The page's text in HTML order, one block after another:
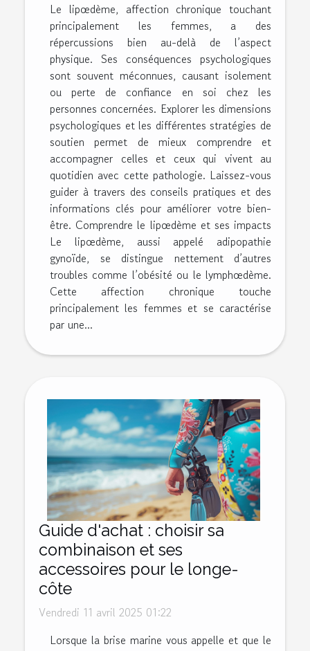
Le lipœdème, affection chronique touchant
principalement les femmes, a des
répercussions bien au-delà de l’aspect
physique. Ses conséquences psychologiques
sont souvent méconnues, causant isolement
ou perte de confiance en soi chez les
personnes concernées. Explorer les dimensions
psychologiques et les différentes stratégies de
soutien permet de mieux comprendre et
accompagner celles et ceux qui vivent au
quotidien avec cette pathologie. Laissez-vous
guider à travers des conseils pratiques et des
informations clés pour améliorer votre bien-
être. Comprendre le lipœdème et ses impacts
Le lipœdème, aussi appelé adipopathie
gynoïde, se distingue nettement d’autres
troubles comme l’obésité ou le lymphœdème.
Cette affection chronique touche
principalement les femmes et se caractérise
par une...
Guide d'achat : choisir sa
combinaison et ses
accessoires pour le longe-
côte
Vendredi 11 avril 2025 01:22
Lorsque la brise marine vous appelle et que le